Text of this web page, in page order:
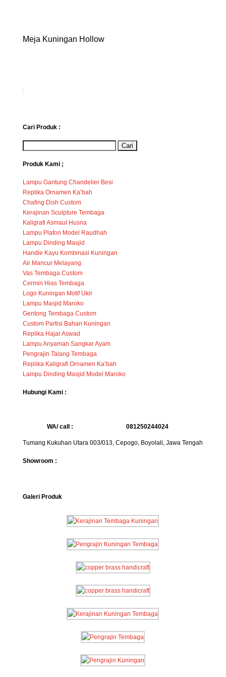
Meja Kuningan Hollow
Cari Produk :
Produk Kami ;
Lampu Gantung Chandelier Besi
Replika Ornamen Ka’bah
Chafing Dish Custom
Kerajinan Sculpture Tembaga
Kaligrafi Asmaul Husna
Lampu Plafon Model Raudhah
Lampu Dinding Masjid
Handle Kayu Kombinasi Kuningan
Air Mancur Melayang
Vas Tembaga Custom
Cermin Hias Tembaga
Logo Kuningan Motif Ukir
Lampu Masjid Maroko
Gentong Tembaga Custom
Custom Partisi Bahan Kuningan
Replika Hajar Aswad
Lampu Anyaman Sangkar Ayam
Pengrajin Talang Tembaga
Replika Kaligrafi Ornamen Ka’bah
Lampu Dinding Masjid Model Maroko
Hubungi Kami :
WA/ call : 081250244024
Tumang Kukuhan Utara 003/013, Cepogo, Boyolali, Jawa Tengah
Showroom :
Galeri Produk